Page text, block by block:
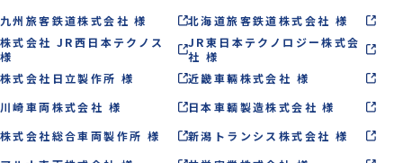
九州旅客鉄道株式会社 様
北海道旅客鉄道株式会社 様
株式会社 JR西日本テクノス
様
JR東日本テクノロジー株式会
社 様
株式会社日立製作所 様
近畿車輛株式会社 様
川崎車両株式会社 様
日本車輌製造株式会社 様
株式会社総合車両製作所 様
新潟トランシス株式会社 様